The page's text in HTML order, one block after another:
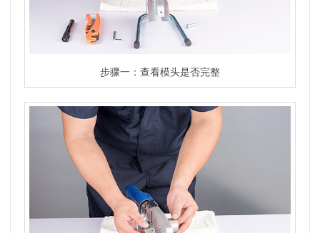
步骤一：查看模头是否完整